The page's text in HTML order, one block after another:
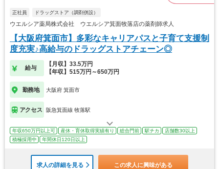
正社員 ドラッグストア（調剤併設）
ウエルシア薬局株式会社 ウエルシア箕面牧落店の薬剤師求人
【大阪府箕面市】多彩なキャリアパスと子育て支援制
度充実♪高給与のドラッグストアチェーン◎
給与
【月収】33.5万円
【年収】515万円～650万円
勤務地 大阪府 箕面市
アクセス 阪急箕面線 牧落駅
年収650万円以上可 産休・育休取得実績有り 総合門前 駅チカ
店舗数30以上
積極採用中
年間休日120日以上
求人の詳細を見る この求人に興味がある